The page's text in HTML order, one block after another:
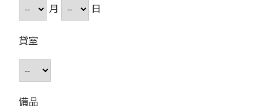
月
日
貸室
備品